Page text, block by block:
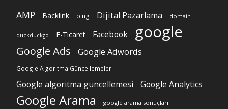
AMP Backlink bing Dijital Pazarlama domain
duckduckgo E-Ticaret Facebook google
Google Ads Google Adwords
Google Algoritma Güncellemeleri
Google algoritma güncellemesi Google Analytics
Google Arama google arama sonuçları